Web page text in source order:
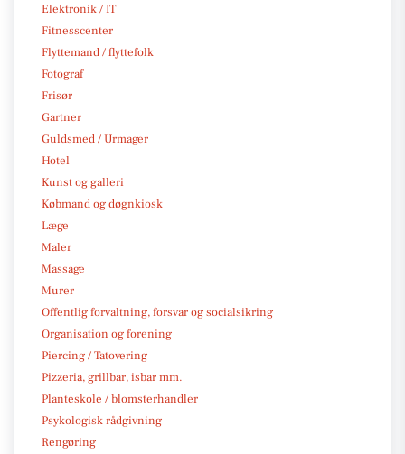
Elektronik / IT
Fitnesscenter
Flyttemand / flyttefolk
Fotograf
Frisør
Gartner
Guldsmed / Urmager
Hotel
Kunst og galleri
Købmand og døgnkiosk
Læge
Maler
Massage
Murer
Offentlig forvaltning, forsvar og socialsikring
Organisation og forening
Piercing / Tatovering
Pizzeria, grillbar, isbar mm.
Planteskole / blomsterhandler
Psykologisk rådgivning
Rengøring